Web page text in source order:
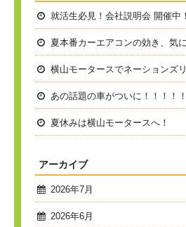
就活生必見！会社説明会 開催
夏本番カーエアコンの効き、気
横山モータースでネーションズ
あの話題の車がついに！！！！
夏休みは横山モータースへ！
アーカイブ
2026年7月
2026年6月